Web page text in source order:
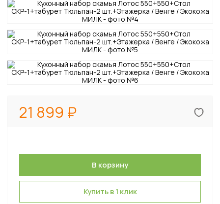
21 899
Купить в 1 клик